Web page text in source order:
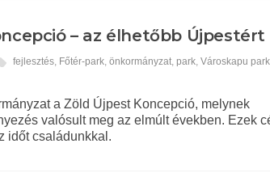
– az élhetőbb Újpestért
fejlesztés, Főtér-park,önkormányzat,park,Városkapu park
a Zöld Újpest Koncepció, melynek
valósult meg az elmúlt években. Ezek
időt családunkkal.